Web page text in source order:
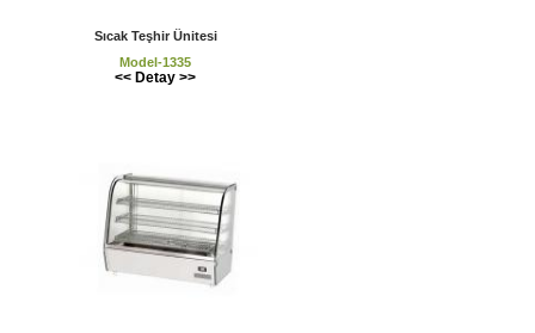
Sıcak Teşhir Ünitesi
Model-1335
<< Detay >>